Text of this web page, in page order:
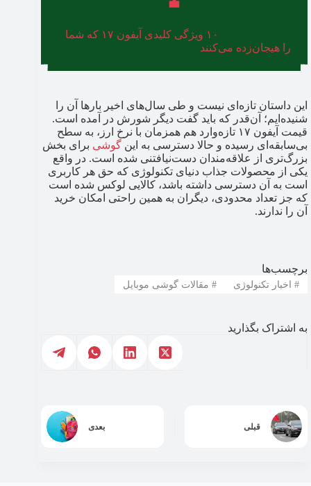
۱۰ ویژگی کلیدی آیفون ۱۷ که شما
را هیجان‌زده می‌کنند
این داستان تازه‌ای نیست و طی سال‌های اخیر بارها آن را
شنیده‌ایم؛ آن‌قدر که باید گفت دیگر شورش در آمده است.
قیمت آیفون ۱۷ تازه‌وارد هم همزمان با نرخ ارز، به سطح
بی‌سابقه‌ای رسیده و حالا دسترسی به این گوشی برای بخش
بزرگ‌تری از علاقه‌مندان دست‌نیافتنی شده است. در واقع
یکی از محصولات جذاب دنیای تکنولوژی که حق هر کاربری
است به آن دسترسی داشته باشد، کالایی لوکس شده است
که جز تعداد محدودی، دیگران به همین راحتی امکان خرید
آن را ندارند.
برچسب‌ها
#اخبار تکنولوژی #مقالات گوشی موبایل
به اشتراک بگذارید
قبلی بعدی